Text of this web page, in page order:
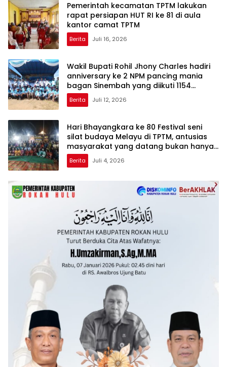
Pemerintah kecamatan TPTM lakukan
rapat persiapan HUT RI ke 81 di aula
kantor camat TPTM
Berita Juli 16, 2026
Wakil Bupati Rohil Jhony Charles hadiri
anniversary ke 2 NPM pancing mania
bagan Sinembah yang diikuti 1154
peserta dari berbagai wilayah di pulau
sumatera
Berita Juli 12, 2026
Hari Bhayangkara ke 80 Festival seni
silat budaya Melayu di TPTM, antusias
masyarakat yang datang bukan hanya
dari Rohil, bahkan dari luar kabupaten
Rohil
Berita Juli 4, 2026